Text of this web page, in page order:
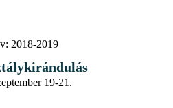
2018-2019
19-21.